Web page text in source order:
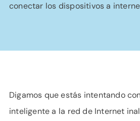
conectar los dispositivos a
Digamos que estás intentando
inteligente a la red de Internet